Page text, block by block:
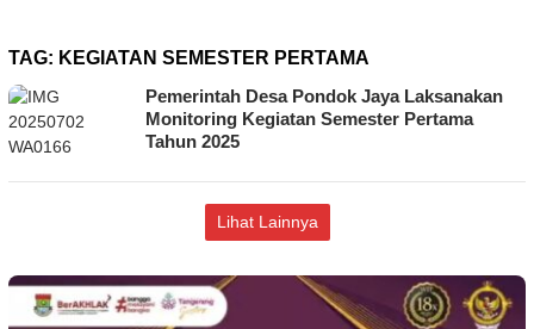
TAG: KEGIATAN SEMESTER PERTAMA
Pemerintah Desa Pondok Jaya Laksanakan
Monitoring Kegiatan Semester Pertama
Tahun 2025
Lihat Lainnya